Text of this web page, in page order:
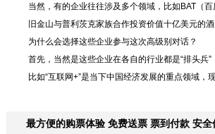
当然，有的企业往往涉及多个领域，比如BAT（
旧金山与普利茨克家族合作投资价值十亿美元的酒
为什么会选择这些企业参与这次高级别对话？
首先，当然是这些企业在各自的行业都是“排头兵
比如“互联网+”是当下中国经济发展的重点领域
最方便的购票体验 免费送票 票到付款 安全